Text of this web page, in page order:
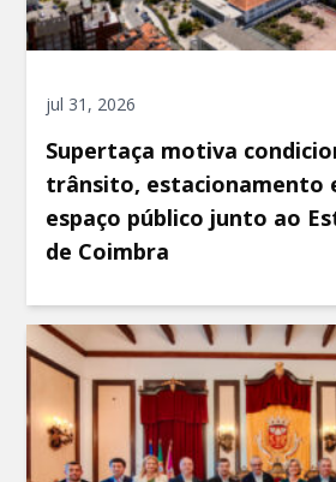
jul 31, 2026
Supertaça motiva
trânsito, estacionamento
espaço público junto ao
de Coimbra